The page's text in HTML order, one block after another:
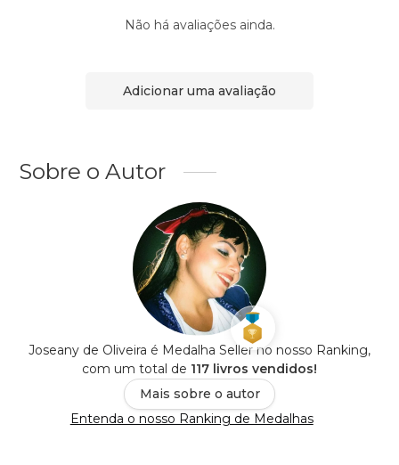
Não há avaliações ainda.
Adicionar uma avaliação
Sobre o Autor
Joseany de Oliveira é Medalha Seller no nosso Ranking,
com um total de 117 livros vendidos!
Mais sobre o autor
Entenda o nosso Ranking de Medalhas